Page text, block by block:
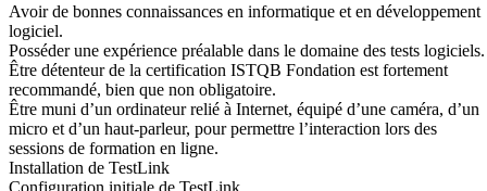
Avoir de bonnes connaissances en informatique et en développement
logiciel.
Posséder une expérience préalable dans le domaine des tests logiciels.
Être détenteur de la certification ISTQB Fondation est fortement
recommandé, bien que non obligatoire.
Être muni d’un ordinateur relié à Internet, équipé d’une caméra, d’un
micro et d’un haut-parleur, pour permettre l’interaction lors des
sessions de formation en ligne.
Installation de TestLink
Configuration initiale de TestLink